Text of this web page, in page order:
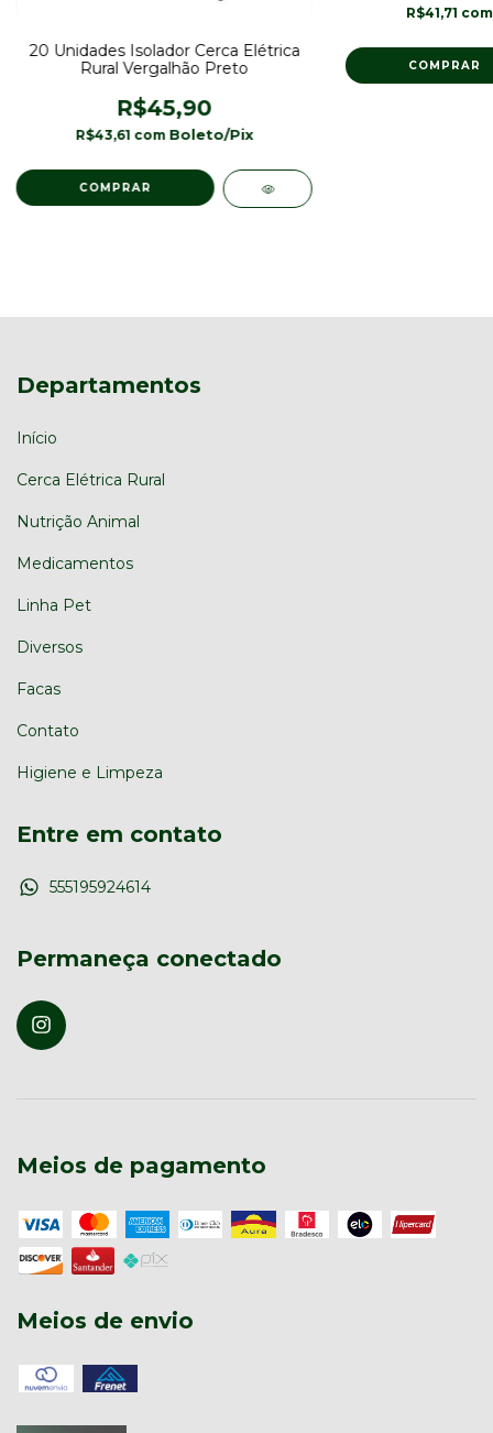
20 Unidades Isolador Cerca Elétrica
Rural Vergalhão Preto
R$45,90
R$43,61 com
R$41,71 com
Departamentos
Início
Cerca Elétrica Rural
Nutrição Animal
Medicamentos
Linha Pet
Diversos
Facas
Contato
Higiene e Limpeza
Entre em contato
555195924614
Permaneça conectado
Meios de pagamento
Meios de envio